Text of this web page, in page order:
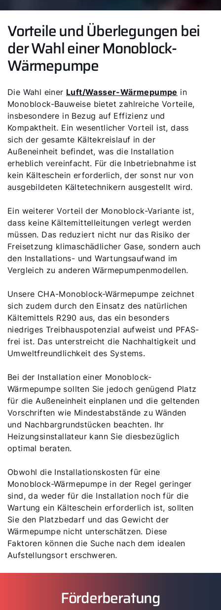
Vorteile und Überlegungen bei
der Wahl einer Monoblock-
Wärmepumpe
Die Wahl einer Luft/Wasser-Wärmepumpe in
Monoblock-Bauweise bietet zahlreiche Vorteile,
insbesondere in Bezug auf Effizienz und
Kompaktheit. Ein wesentlicher Vorteil ist, dass
sich der gesamte Kältekreislauf in der
Außeneinheit befindet, was die Installation
erheblich vereinfacht. Für die Inbetriebnahme ist
kein Kälteschein erforderlich, der sonst nur von
ausgebildeten Kältetechnikern ausgestellt wird.
Ein weiterer Vorteil der Monoblock-Variante ist,
dass keine Kältemittelleitungen verlegt werden
müssen. Das reduziert nicht nur das Risiko der
Freisetzung klimaschädlicher Gase, sondern auch
den Installations- und Wartungsaufwand im
Vergleich zu anderen Wärmepumpenmodellen.
Unsere CHA-Monoblock-Wärmepumpe zeichnet
sich zudem durch den Einsatz des natürlichen
Kältemittels R290 aus, das ein besonders
niedriges Treibhauspotenzial aufweist und PFAS-
frei ist. Das unterstreicht die Nachhaltigkeit und
Umweltfreundlichkeit des Systems.
Bei der Installation einer Monoblock-
Wärmepumpe sollten Sie jedoch genügend Platz
für die Außeneinheit einplanen und die geltenden
Vorschriften wie Mindestabstände zu Wänden
und Nachbargrundstücken beachten. Ihr
Heizungsinstallateur kann Sie diesbezüglich
optimal beraten.
Obwohl die Installationskosten für eine
Monoblock-Wärmepumpe in der Regel geringer
sind, da weder für die Installation noch für die
Wartung ein Kälteschein erforderlich ist, sollten
Sie den Platzbedarf und das Gewicht der
Wärmepumpe nicht unterschätzen. Diese
Faktoren können die Suche nach dem idealen
Aufstellungsort erschweren.
Förderberatung